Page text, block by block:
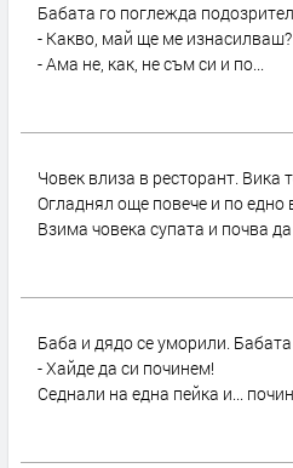
Бабата го поглежда
- Какво, май ще ме изнасилваш?
- Ама не, как, не съм си и по...
Човек влиза в ресторант. Вика
Огладнял още повече и по едно
Взима човека супата и почва
Баба и дядо се уморили.
- Хайде да си починем!
Седнали на една пейка и...